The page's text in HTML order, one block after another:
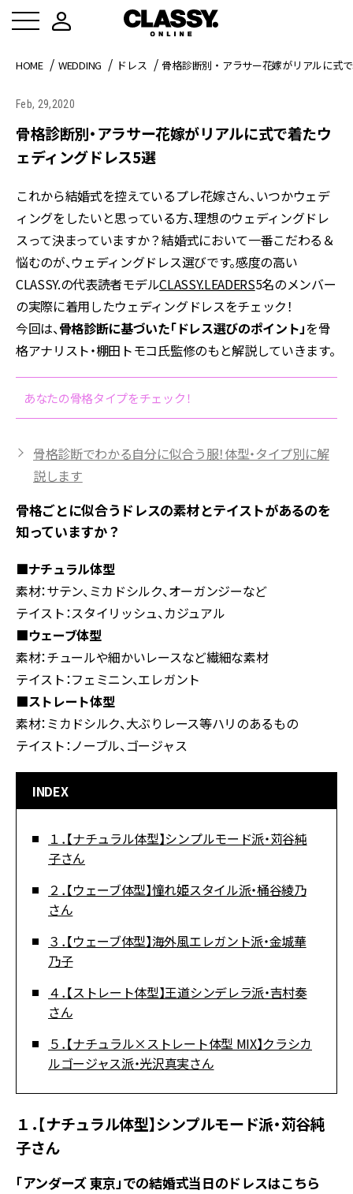
HOME WEDDING ドレス 骨格診断別・アラサー花嫁がリアルに式
Feb, 29,2020
骨格診断別・アラサー花嫁がリアルに式で着たウ
ェディングドレス5選
これから結婚式を控えているプレ花嫁さん、いつかウェデ
ィングをしたいと思っている方、理想のウェディングドレ
スって決まっていますか？結婚式において一番こだわる＆
悩むのが、ウェディングドレス選びです。感度の高い
CLASSY.の代表読者モデルCLASSY.LEADERS5名のメンバー
の実際に着用したウェディングドレスをチェック！
今回は、骨格診断に基づいた「ドレス選びのポイント」を骨
格アナリスト・棚田トモコ氏監修のもと解説していきます。
あなたの骨格タイプをチェック！
骨格診断でわかる自分に似合う服！体型・タイプ別に解
説します
骨格ごとに似合うドレスの素材とテイストがあるのを
知っていますか？
■ナチュラル体型
素材：サテン、ミカドシルク、オーガンジーなど
テイスト：スタイリッシュ、カジュアル
■ウェーブ体型
素材：チュールや細かいレースなど繊細な素材
テイスト：フェミニン、エレガント
■ストレート体型
素材：ミカドシルク、大ぶりレース等ハリのあるもの
テイスト：ノーブル、ゴージャス
INDEX
１．【ナチュラル体型】シンプルモード派・苅谷純
子さん
２．【ウェーブ体型】憧れ姫スタイル派・桶谷綾乃
さん
３．【ウェーブ体型】海外風エレガント派・金城華
乃子
４．【ストレート体型】王道シンデレラ派・吉村奏
さん
５．【ナチュラル×ストレート体型 MIX】クラシカ
ルゴージャス派・光沢真実さん
１．【ナチュラル体型】シンプルモード派・苅谷純
子さん
「アンダーズ 東京」での結婚式当日のドレスはこちら